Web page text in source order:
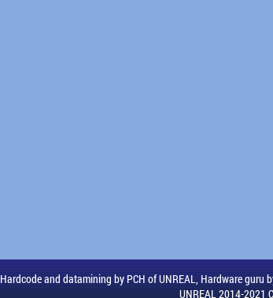
Hardcode and datamining by PCH of UNREAL, Hardware guru
UNREAL 2014-2021